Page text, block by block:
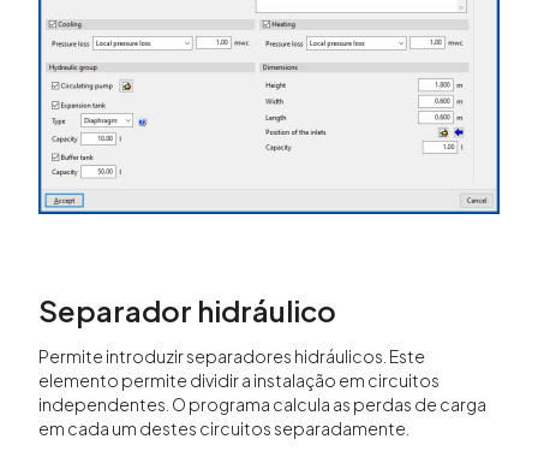
Separador hidráulico
Permite introduzir separadores hidráulicos. Este
elemento permite dividir a instalação em circuitos
independentes. O programa calcula as perdas de carga
em cada um destes circuitos separadamente.